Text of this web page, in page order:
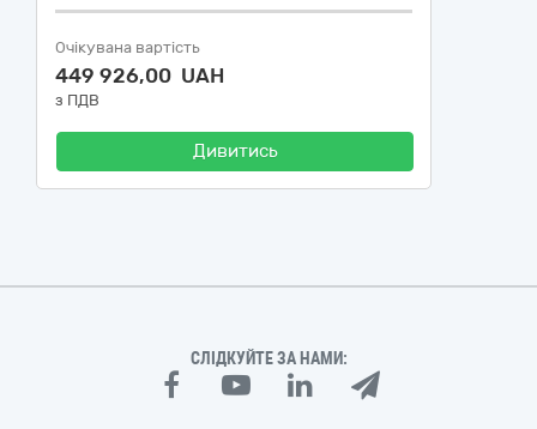
Очікувана вартість
449 926,00 UAH
з ПДВ
Дивитись
СЛІДКУЙТЕ ЗА НАМИ: